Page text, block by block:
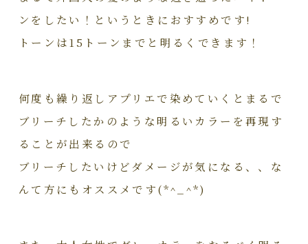
ンをしたい！というときにおすすめです!
トーンは15トーンまでと明るくできます！
何度も繰り返しアプリエで染めていくとまるで
ブリーチしたかのような明るいカラーを再現す
ることが出来るので
ブリーチしたいけどダメージが気になる、、な
んて方にもオススメです(*^_^*)